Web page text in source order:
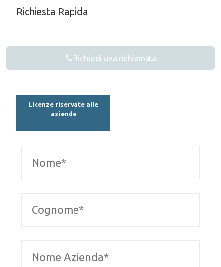
Richiesta Rapida
Richiedi una richiamata
Licenze riservate alle
aziende